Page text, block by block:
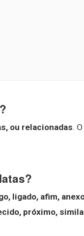
ou relacionadas.
ligado, afim,
próximo,